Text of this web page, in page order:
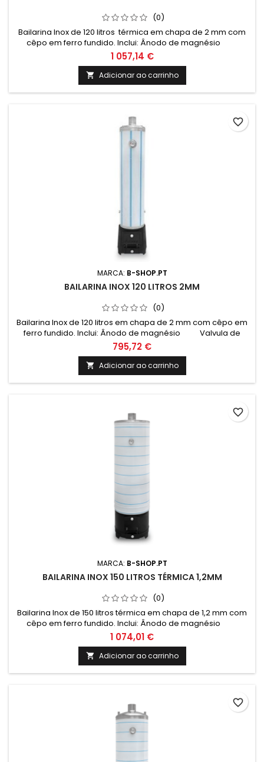
(0)
Bailarina Inox de 120 litros térmica em chapa de 2 mm com
cêpo em ferro fundido. Inclui: Ânodo de magnésio
Valvula de segurança 6 Bar Termómetro e cordão
refratário Medidas: Altura: 1640mm Altura total com cepo:
1970mm Diametro: 350mm Peso: Cepo - 44kgs / Corpo da
bailarina - 48kgs / Acessórios - 0.815Kgs Nota: O transporte
deste...
1 057,14 €
 Adicionar ao carrinho
MARCA: B-SHOP.PT
BAILARINA INOX 120 LITROS 2MM
(0)
Bailarina Inox de 120 litros em chapa de 2 mm com cêpo em
ferro fundido. Inclui: Ânodo de magnésio Valvula de
segurança 6 Bar Termómetro e cordão refratário
Medidas: Altura: 1640mm Altura total com cepo: 1970mm
Diametro: 320mm
795,72 €
 Adicionar ao carrinho
favorite_border
MARCA: B-SHOP.PT
BAILARINA INOX 150 LITROS TÉRMICA 1,2MM
(0)
Bailarina Inox de 150 litros térmica em chapa de 1,2 mm com
cêpo em ferro fundido. Inclui: Ânodo de magnésio
Valvula de segurança 6 Bar Termómetro e cordão
refratário Medidas: Altura: 1400mm Altura total com cepo:
1770mm Diametro: 520mm
1 074,01 €
 Adicionar ao carrinho
favorite_border
favorite_border